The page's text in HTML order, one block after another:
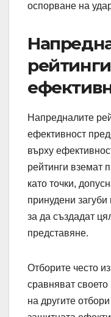
оспорване на
Напредналите
ефективност
върху
рейтинги вземат
като точки,
принудени
за да създадат
представяне.
Отборите често
сравняват
на другите